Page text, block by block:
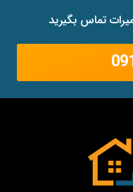
تماس بگیرید